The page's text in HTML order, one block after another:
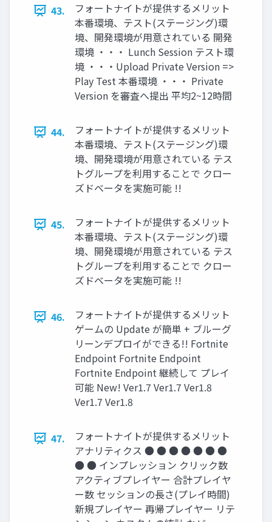
43.
フォートナイトが提供するメリット
本番環境、テスト(ステージング)環
境、開発環境が用意されている 開発
環境 ・・・ Lunch Session テスト環
境 ・・・Upload Private Version =>
Play Test 本番環境 ・・・ Private
Version を審査へ提出 平均2~12時間
44.
フォートナイトが提供するメリット
本番環境、テスト(ステージング)環
境、開発環境が用意されている テス
トグループを利用することで クロー
ズドベータを実施可能 !!
45.
フォートナイトが提供するメリット
本番環境、テスト(ステージング)環
境、開発環境が用意されている テス
トグループを利用することで クロー
ズドベータを実施可能 !!
46.
フォートナイトが提供するメリット
ゲームの Update が簡単 + ブルーグ
リーンデプロイができる!! Fortnite
Endpoint Fortnite Endpoint
Fortnite Endpoint 継続して プレイ
可能 New! Ver1.7 Ver1.7 Ver1.8
Ver1.7 Ver1.8
47.
フォートナイトが提供するメリット
アナリティクス ● ● ● ● ● ● ●
● ● インプレッション クリック数
アクティブプレイヤー 合計プレイヤ
ー数 セッションの長さ(プレイ時間)
新規プレイヤー 再帰プレイヤー リテ